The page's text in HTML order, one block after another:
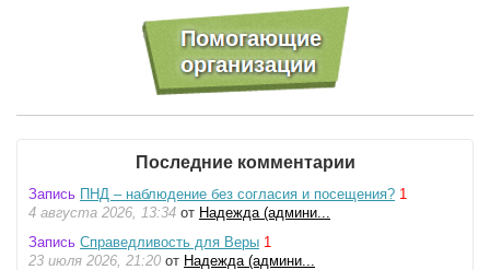
Последние комментарии
Запись ПНД – наблюдение без согласия и посещения? 1
4 августа 2026, 13:34 от Надежда (админи...
Запись Справедливость для Веры 1
23 июля 2026, 21:20 от Надежда (админи...